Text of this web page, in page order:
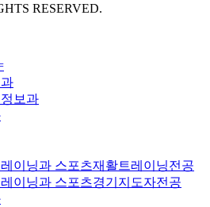
RESERVED.
보과
이닝과 스포츠재활트레이닝전공
이닝과 스포츠경기지도자전공